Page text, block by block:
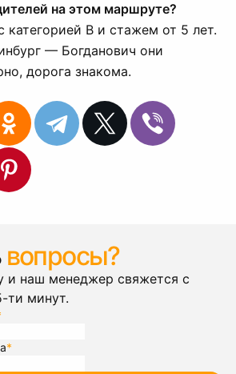
на этом маршруте?
категорией B и стажем от 5 лет.
— Богданович они
дорога знакома.
вопросы?
и наш менеджер свяжется с
ти минут.
*